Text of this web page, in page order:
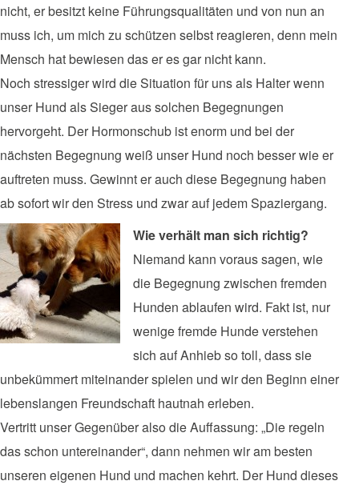
nicht, er besitzt keine Führungsqualitäten und von nun an
muss ich, um mich zu schützen selbst reagieren, denn mein
Mensch hat bewiesen das er es gar nicht kann.
Noch stressiger wird die Situation für uns als Halter wenn
unser Hund als Sieger aus solchen Begegnungen
hervorgeht. Der Hormonschub ist enorm und bei der
nächsten Begegnung weiß unser Hund noch besser wie er
auftreten muss. Gewinnt er auch diese Begegnung haben
ab sofort wir den Stress und zwar auf jedem Spaziergang.
Wie verhält man sich richtig?
Niemand kann voraus sagen, wie
die Begegnung zwischen fremden
Hunden ablaufen wird. Fakt ist, nur
wenige fremde Hunde verstehen
sich auf Anhieb so toll, dass sie
unbekümmert miteinander spielen und wir den Beginn einer
lebenslangen Freundschaft hautnah erleben.
Vertritt unser Gegenüber also die Auffassung: „Die regeln
das schon untereinander“, dann nehmen wir am besten
unseren eigenen Hund und machen kehrt. Der Hund dieses